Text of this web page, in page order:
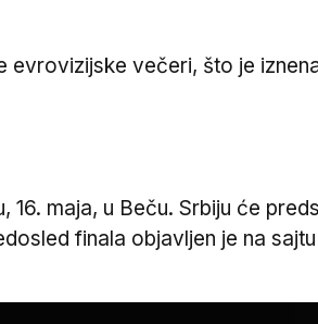
evrovizijske večeri, što je
maja, u Beču. Srbiju će
finala objavljen je na sajtu